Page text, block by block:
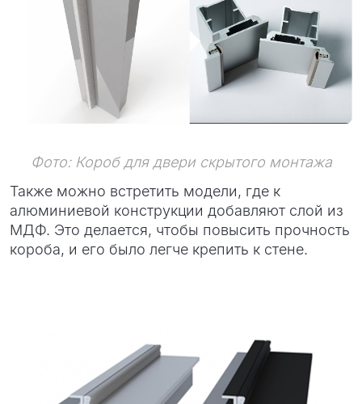
Фото: Короб для двери скрытого монтажа
Также можно встретить модели, где к
алюминиевой конструкции добавляют слой из
МДФ. Это делается, чтобы повысить прочность
короба, и его было легче крепить к стене.